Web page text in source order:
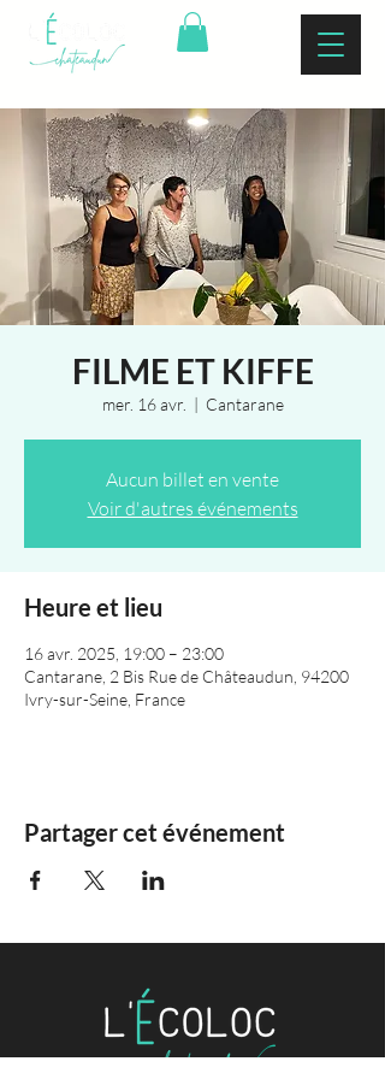
FILME ET KIFFE
mer. 16 avr. Cantarane
Aucun billet en vente
Voir d'autres événements
Heure et lieu
16 avr. 2025, 19:00 – 23:00
Cantarane, 2 Bis Rue de Châteaudun, 94200
Ivry-sur-Seine, France
Partager cet événement